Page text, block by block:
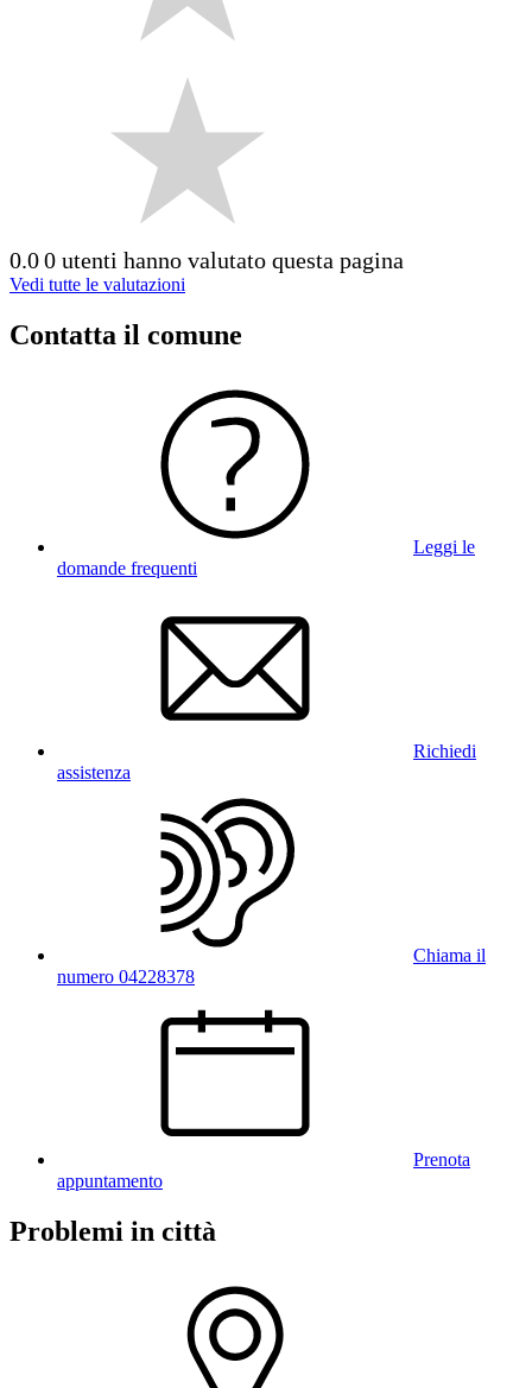
0.00 utenti hanno valutato questa pagina
Vedi tutte le valutazioni
Contatta il comune
Leggi le
domande frequenti
Richiedi
assistenza
Chiama il
numero 04228378
Prenota
appuntamento
Problemi in città